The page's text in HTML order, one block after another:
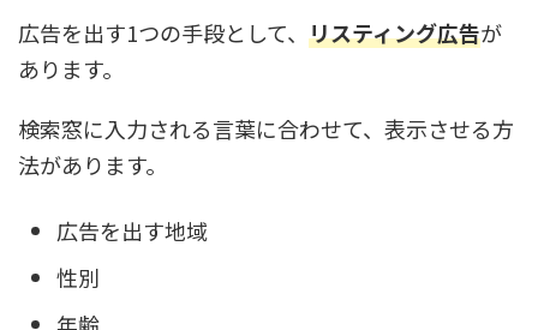
広告を出す1つの手段として、 リスティング広告が
あります。
検索窓に入力される言葉に合わせて、表示させる方
法があります。
広告を出す地域
性別
年齢